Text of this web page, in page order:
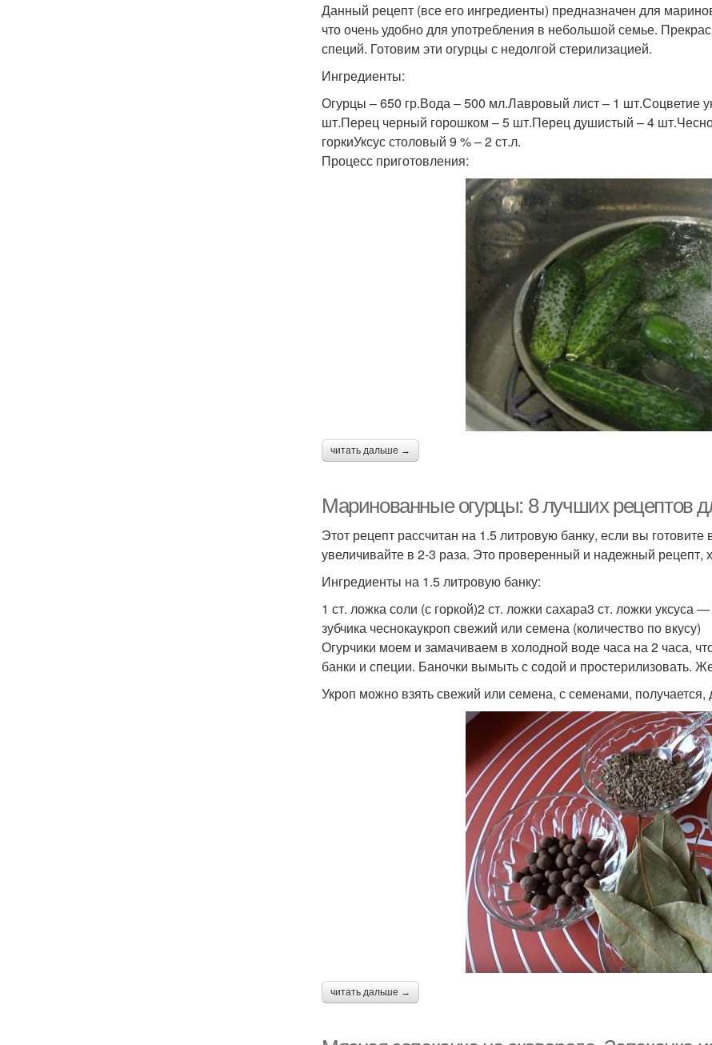
Данный рецепт (все его ингредиенты) предназначен для
что очень удобно для употребления в небольшой семье.
специй. Готовим эти огурцы с недолгой стерилизацией.
Ингредиенты:
Огурцы – 650 гр.Вода – 500 мл.Лавровый лист – 1 шт.Соцветие
шт.Перец черный горошком – 5 шт.Перец душистый – 4
горкиУксус столовый 9 % – 2 ст.л.
Процесс приготовления:
читать дальше →
Маринованные огурцы: 8 лучших рецептов
Этот рецепт рассчитан на 1.5 литровую банку, если вы
увеличивайте в 2-3 раза. Это проверенный и надежный рецепт,
Ингредиенты на 1.5 литровую банку:
1 ст. ложка соли (с горкой)2 ст. ложки сахара3 ст. ложки
зубчика чеснокаукроп свежий или семена (количество по вкусу)
Огурчики моем и замачиваем в холодной воде часа на 2 часа,
банки и специи. Баночки вымыть с содой и простерилизовать.
Укроп можно взять свежий или семена, с семенами, получается,
читать дальше →